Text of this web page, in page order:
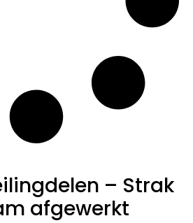
– Strak
afgewerkt